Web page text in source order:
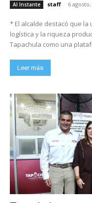
Al Instante staff - 6
* El alcalde destacó que
logística y la riqueza
Tapachula como una
Leer más